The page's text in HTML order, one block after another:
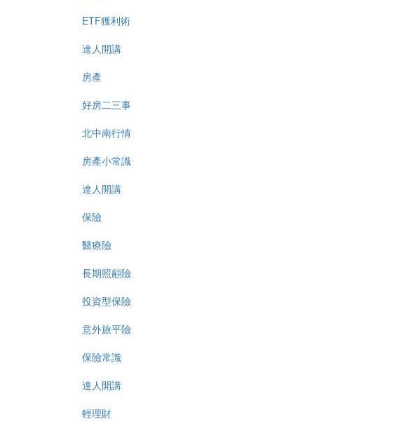
ETF獲利術
達人開講
房產
好房二三事
北中南行情
房產小常識
達人開講
保險
醫療險
長期照顧險
投資型保險
意外旅平險
保險常識
達人開講
輕理財